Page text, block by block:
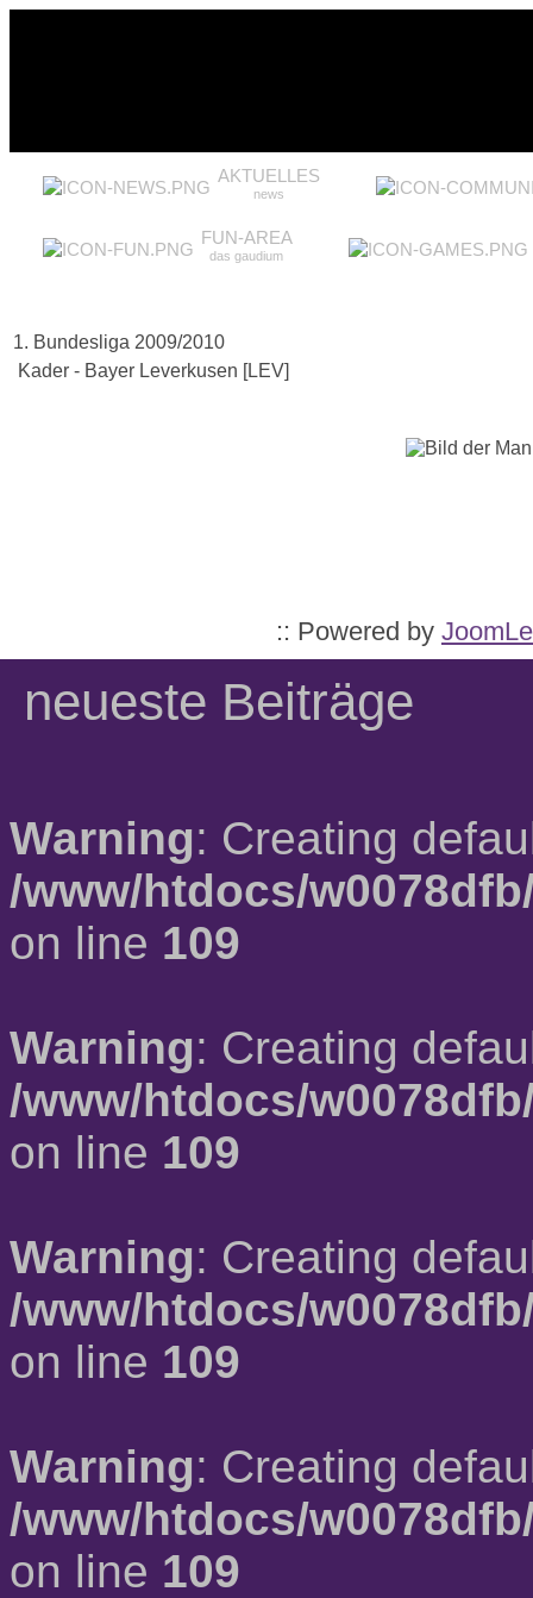
AKTUELLES
news
FUN-AREA
das gaudium
1. Bundesliga 2009/2010
Kader - Bayer Leverkusen [LEV]
:: Powered by
neueste Beiträge
Warning: Creating
/www/htdocs/
on line 109
Warning: Creating
/www/htdocs/
on line 109
Warning: Creating
/www/htdocs/
on line 109
Warning: Creating
/www/htdocs/
on line 109